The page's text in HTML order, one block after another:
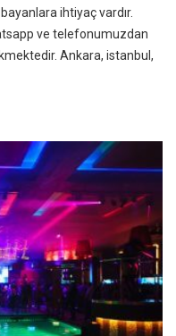
ihtiyaç vardır.
ve telefonumuzdan
Ankara, istanbul,